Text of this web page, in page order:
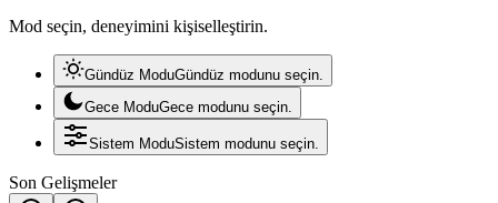
Mod seçin, deneyimini kişiselleştirin.
Gündüz ModuGündüz modunu seçin.
Gece ModuGece modunu seçin.
Sistem ModuSistem modunu seçin.
Son Gelişmeler